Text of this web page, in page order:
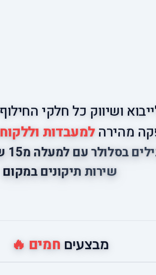
ושיווק כל חלקי
מהירהלמעבדות
בסלולר עם למעלה מ15 שנות ניסיון
שירות תיקונים במקום
מבצעים חמים 🔥